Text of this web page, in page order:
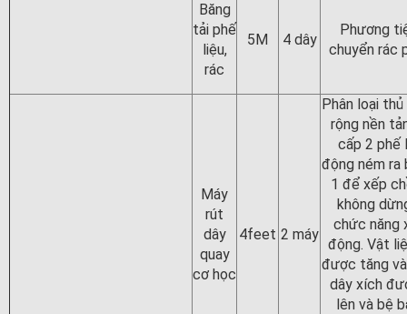
Băng
tải phế
liệu,
rác
5M 4 dây
Phương
chuyển rác
Máy
rút
dây
quay
cơ học
4feet 2 máy
Phân loại
rộng nền
cấp 2 phế
động ném ra
1 để xếp
không
chức năng
động. Vật
được tăng
dây xích
lên và bệ